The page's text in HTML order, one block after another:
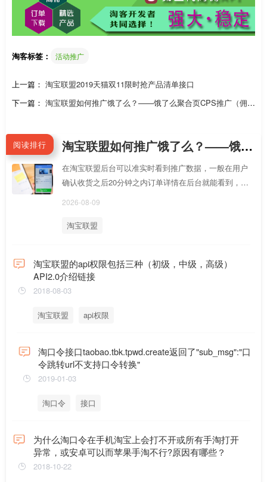
淘客标签： 活动推广
上一篇： 淘宝联盟2019天猫双11限时抢产品清单接口
下一篇： 淘宝联盟如何推广饿了么？——饿了么聚合页CPS推广（佣金
阅读排行 淘宝联盟如何推广饿了么？——饿了么聚合页CPS推广（佣金6%起）
在淘宝联盟后台可以准实时看到推广数据，一般在用户
确认收货之后20分钟之内订单详情在后台就能看到，总
2026-08-09
淘宝联盟
淘宝联盟的api权限包括三种（初级，中级，高级）
API2.0介绍链接
2018-08-03
淘宝联盟 api权限
淘口令接口taobao.tbk.tpwd.create返回了"sub_msg":"口
令跳转url不支持口令转换"
2019-01-03
淘口令 接口
为什么淘口令在手机淘宝上会打不开或所有手淘打开
异常，或安卓可以而苹果手淘不行?原因有哪些？
2018-10-22